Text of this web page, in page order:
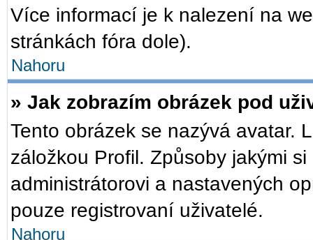
Více informací je k nalezení na
stránkách fóra dole).
Nahoru
» Jak zobrazím obrázek pod
Tento obrázek se nazývá avatar.
záložkou Profil. Způsoby jakými
administrátorovi a nastavených
pouze registrovaní uživatelé.
Nahoru